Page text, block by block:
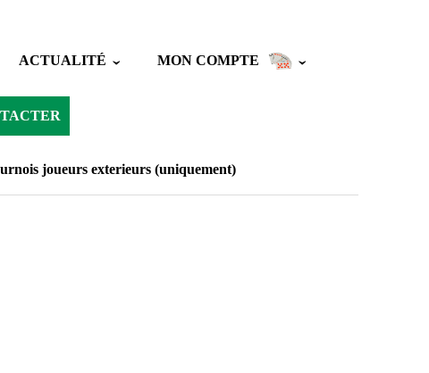
ACTUALITÉ MON COMPTE
joueurs exterieurs (uniquement)